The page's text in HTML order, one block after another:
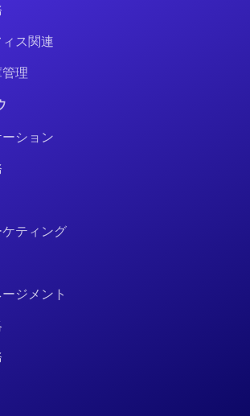
ス関連
理
ション
ティング
ジメント